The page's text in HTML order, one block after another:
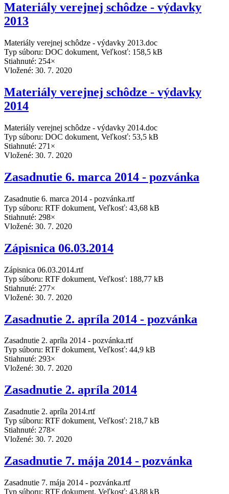
Materiály verejnej schôdze - výdavky
2013
Materiály verejnej schôdze - výdavky 2013.doc
Typ súboru: DOC dokument, Veľkosť: 158,5 kB
Stiahnuté: 254×
Vložené: 30. 7. 2020
Materiály verejnej schôdze - výdavky
2014
Materiály verejnej schôdze - výdavky 2014.doc
Typ súboru: DOC dokument, Veľkosť: 53,5 kB
Stiahnuté: 271×
Vložené: 30. 7. 2020
Zasadnutie 6. marca 2014 - pozvánka
Zasadnutie 6. marca 2014 - pozvánka.rtf
Typ súboru: RTF dokument, Veľkosť: 43,68 kB
Stiahnuté: 298×
Vložené: 30. 7. 2020
Zápisnica 06.03.2014
Zápisnica 06.03.2014.rtf
Typ súboru: RTF dokument, Veľkosť: 188,77 kB
Stiahnuté: 277×
Vložené: 30. 7. 2020
Zasadnutie 2. apríla 2014 - pozvánka
Zasadnutie 2. apríla 2014 - pozvánka.rtf
Typ súboru: RTF dokument, Veľkosť: 44,9 kB
Stiahnuté: 293×
Vložené: 30. 7. 2020
Zasadnutie 2. apríla 2014
Zasadnutie 2. apríla 2014.rtf
Typ súboru: RTF dokument, Veľkosť: 218,7 kB
Stiahnuté: 278×
Vložené: 30. 7. 2020
Zasadnutie 7. mája 2014 - pozvánka
Zasadnutie 7. mája 2014 - pozvánka.rtf
Typ súboru: RTF dokument, Veľkosť: 43,88 kB